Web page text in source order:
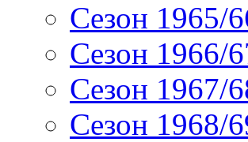
Сезон 1965/
Сезон 1966/
Сезон 1967/
Сезон 1968/